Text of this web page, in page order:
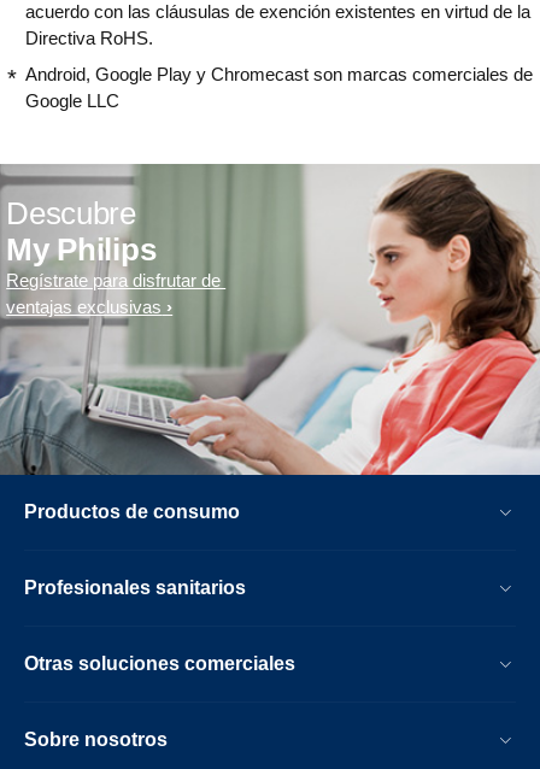
acuerdo con las cláusulas de exención existentes en virtud de la
Directiva RoHS.
Android, Google Play y Chromecast son marcas comerciales de
Google LLC
Descubre
My Philips
Regístrate para disfrutar de
ventajas exclusivas
Productos de consumo
Profesionales sanitarios
Otras soluciones comerciales
Sobre nosotros